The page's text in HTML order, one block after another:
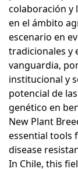
colaboración y
en el ámbito
escenario en
tradicionales y
vanguardia,
institucional y
potencial de
genético en
New Plant
essential tools
disease
In Chile, this